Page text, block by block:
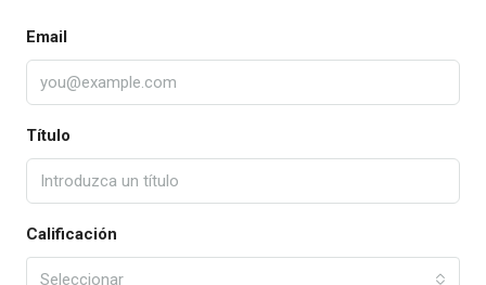
Email
Título
Calificación
Seleccionar